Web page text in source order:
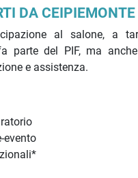
DA CEIPIEMONTE
al salone, a
parte del PIF, ma
e assistenza.
evento